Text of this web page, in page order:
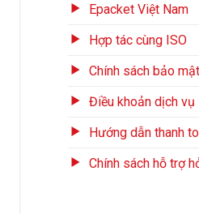
Epacket Việt Nam
Hợp tác cùng ISO
Chính sách bảo mật
Điều khoản dịch vụ
Hướng dẫn thanh
Chính sách hỗ trợ